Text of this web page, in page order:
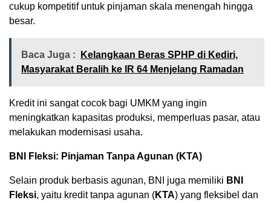
cukup kompetitif untuk pinjaman skala menengah hingga
besar.
Baca Juga :
Kelangkaan Beras SPHP di Kediri,
Masyarakat Beralih ke IR 64 Menjelang Ramadan
Kredit ini sangat cocok bagi UMKM yang ingin
meningkatkan kapasitas produksi, memperluas pasar, atau
melakukan modernisasi usaha.
BNI Fleksi: Pinjaman Tanpa Agunan (KTA)
Selain produk berbasis agunan, BNI juga memiliki BNI
Fleksi, yaitu kredit tanpa agunan (KTA) yang fleksibel dan